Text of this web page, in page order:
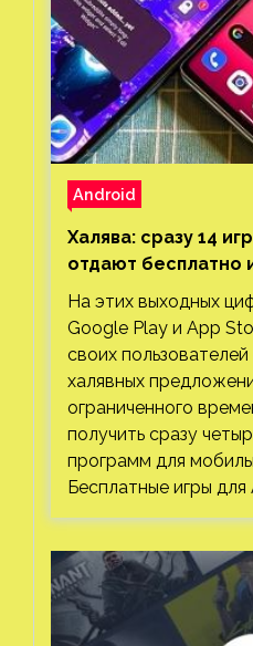
Android
Халява: сразу 14
отдают бесплатно
Play и App Store.
загрузок
На этих выходных
Google Play и App
своих
халявных
ограниченного
получить сразу
программ для
Бесплатные игры для